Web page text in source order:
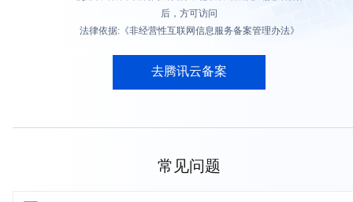
后，方可访问
法律依据:《非经营性互联网信息服务备案管理办法》
去腾讯云备案
常见问题